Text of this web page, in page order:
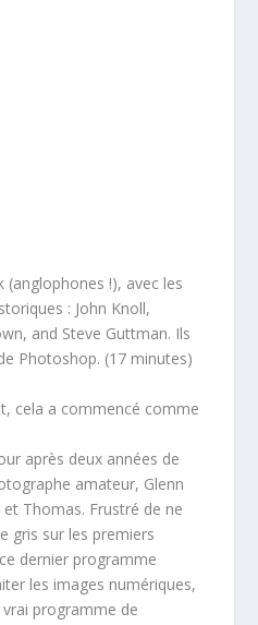
(anglophones !), avec les
: John Knoll,
and Steve Guttman. Ils
Photoshop. (17 minutes)
cela a commencé comme
après deux années de
amateur, Glenn
Thomas. Frustré de ne
gris sur les premiers
dernier programme
les images numériques,
programme de